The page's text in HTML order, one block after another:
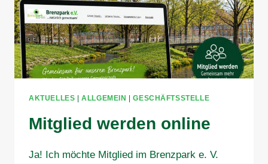
AKTUELLES |ALLGEMEIN |GESCHÄFTSSTELLE
Mitglied werden online
Ja! Ich möchte Mitglied im Brenzpark e. V.